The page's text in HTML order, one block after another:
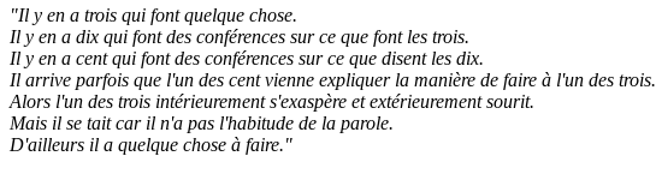
"Il y en a trois qui font quelque chose.
Il y en a dix qui font des conférences sur ce que font les trois.
Il y en a cent qui font des conférences sur ce que disent les dix.
Il arrive parfois que l'un des cent vienne expliquer la manière de faire à l'un des trois.
Alors l'un des trois intérieurement s'exaspère et extérieurement sourit.
Mais il se tait car il n'a pas l'habitude de la parole.
D'ailleurs il a quelque chose à faire."